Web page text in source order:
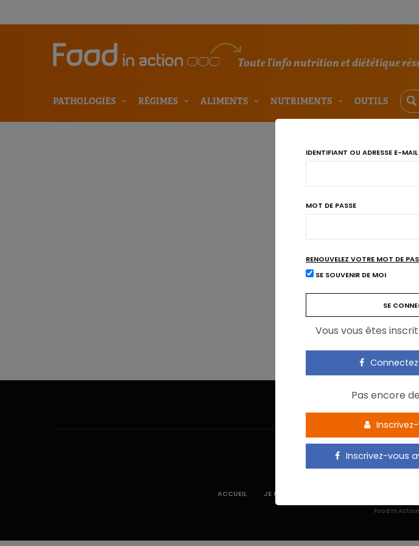
Toute l'info nutrition et diététique
PATHOLOGIES RÉGIMES ALIMENTS NUTRIMENTS OUTILS
IDENTIFIANT OU ADRESSE E-MAIL
MOT DE PASSE
RENOUVELEZ VOTRE MOT DE
SE SOUVENIR DE MOI
Vous vous êtes
Pas encore
Inscrivez-vous
ACCUEIL JE M’INSCRIS
Food In